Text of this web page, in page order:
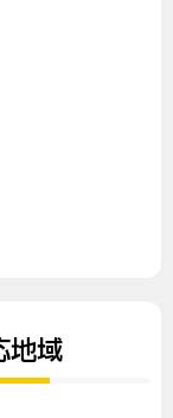
地域